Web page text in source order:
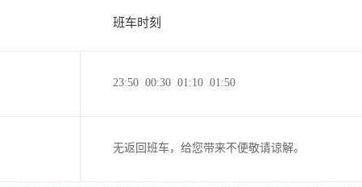
班车时刻
23:50 00:30 01:10 01:50
无返回班车，给您带来不便敬请谅解。